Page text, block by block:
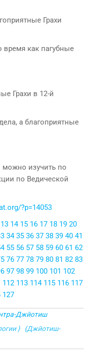
Грахи
время как пагубные
Грахи в 12-й
а благоприятные
можно изучить по
по Ведической
?p=14053
13 14 15 16 17 18 19 20
34 35 36 37 38 39 40 41
55 56 57 58 59 60 61 62
76 77 78 79 80 81 82 83
97 98 99 100 101 102
112 113 114 115 116 117
127
Джйотиш
}
{Джйотиш-